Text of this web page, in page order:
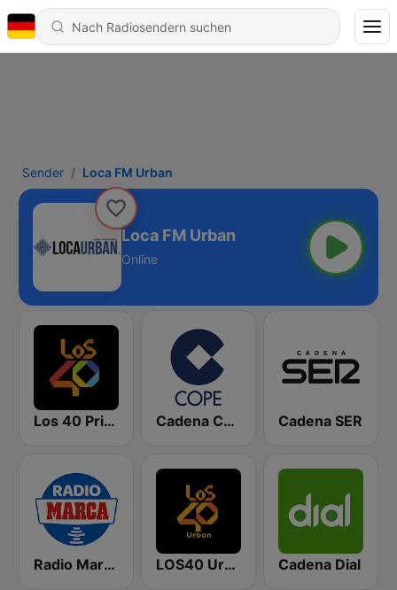
Sender Loca FM Urban
Loca FM Urban
Online
Los 40 Principales Cadena COPE Cadena SER
Radio Marca Nacional LOS40 Urban Cadena Dial